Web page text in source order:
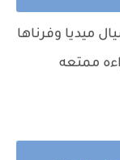
ميديا وفرناها
ممتعه